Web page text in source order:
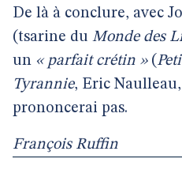
De là à conclure, avec
(tsarine du Monde des
un « parfait crétin »(
Tyrannie, Eric Naulleau,
prononcerai pas.
François Ruffin